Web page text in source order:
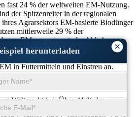
×
herunterladen
fast 24 % der weltweiten EM-Nutzung.
der Spitzenreiter in der regionalen
Agrarsektors EM-basierte Biodünger
mittlerweile 29 % der
EM, was eine starke Abkehr von
Die Nachfrage nach
ist gestiegen, und etwa 27 % der
in Futtermitteln und Einstreu an.
Weltmarkt bei. Über 41 % der
in Westeuropa nutzen EM,